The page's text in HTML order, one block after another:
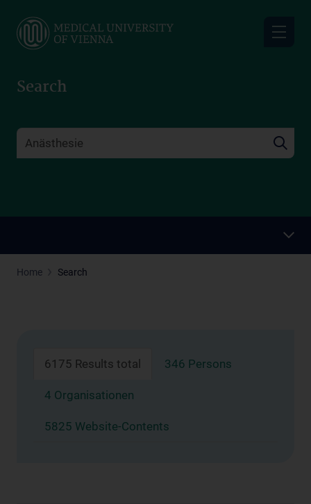
main
Search
Home Search
6175 Results total 346 Persons
4 Organisationen
5825 Website-Contents